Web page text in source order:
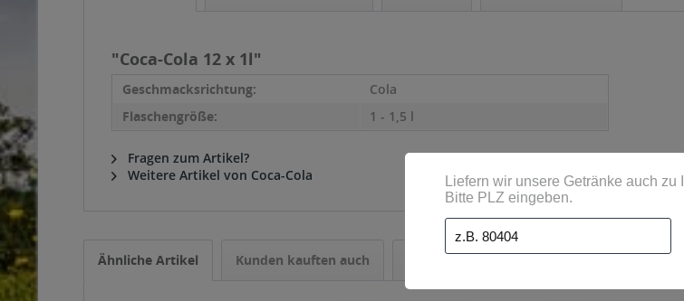
"Coca-Cola 12 x 1l"
Geschmacksrichtung:
Cola
Flaschengröße:
1 - 1,5 l
Fragen zum Artikel?
Weitere Artikel von Coca-Cola
Ähnliche Artikel Kunden kauften auch Kunden haben sich ebenfalls angesehen